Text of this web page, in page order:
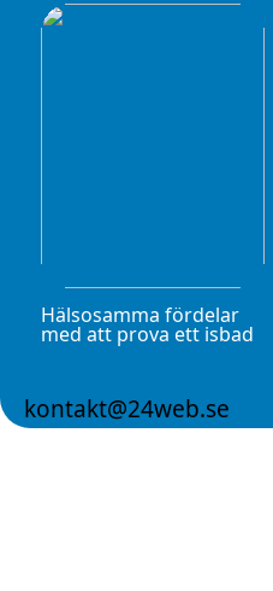
Hälsosamma fördelar
med att prova ett isbad
kontakt@24web.se